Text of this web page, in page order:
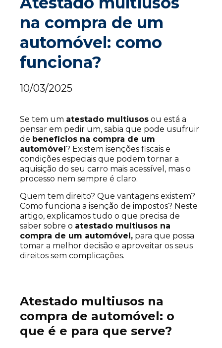
na compra de um
automóvel: como
funciona?
10/03/2025
Se tem um atestado multiusos ou está a
pensar em pedir um, sabia que pode usufruir
de benefícios na compra de um
automóvel ? Existem isenções fiscais e
condições especiais que podem tornar a
aquisição do seu carro mais acessível, mas o
processo nem sempre é claro.
Quem tem direito? Que vantagens existem?
Como funciona a isenção de impostos? Neste
artigo, explicamos tudo o que precisa de
saber sobre o atestado multiusos na
compra de um automóvel, para que possa
tomar a melhor decisão e aproveitar os seus
direitos sem complicações.
Atestado multiusos na
compra de automóvel: o
que é e para que serve?